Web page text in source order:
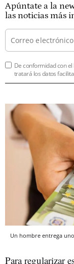
Apúntate a la
las noticias más
De conformidad con el
tratará los datos
Un hombre entrega
Para regularizar